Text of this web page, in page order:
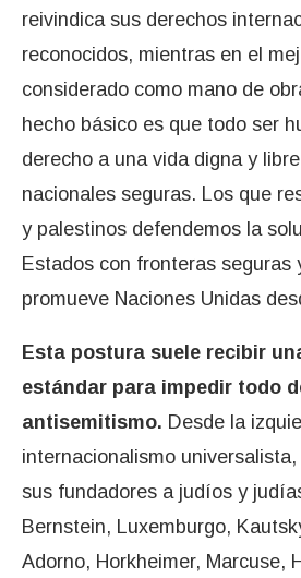
reivindica sus derechos
reconocidos, mientras en el
considerado como mano de
hecho básico es que todo ser
derecho a una vida digna y
nacionales seguras. Los que
y palestinos defendemos la
Estados con fronteras seguras
promueve Naciones Unidas
Esta postura suele recibir
estándar para impedir todo
antisemitismo. Desde la
internacionalismo
sus fundadores a judíos y
Bernstein, Luxemburgo,
Adorno, Horkheimer, Marcuse,